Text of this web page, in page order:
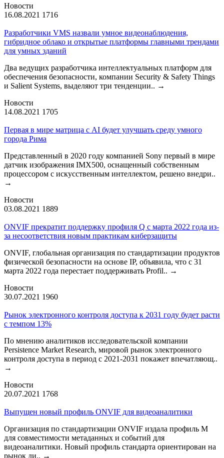
Новости
16.08.2021 1716
Разработчики VMS назвали умное видеонаблюдения,
гибридное облако и открытые платформы главными трендами
для умных зданий
Два ведущих разработчика интеллектуальных платформ для
обеспечения безопасности, компании Security & Safety Things
и Salient Systems, выделяют три тенденции.. →
Новости
14.08.2021 1705
Первая в мире матрица с AI будет улучшать среду умного
города Рима
Представленный в 2020 году компанией Sony первый в мире
датчик изображения IMX500, оснащенный собственным
процессором с искусственным интеллектом, решено внедри..
→
Новости
03.08.2021 1889
ONVIF прекратит поддержку профиля Q с марта 2022 года из-
за несоответствия новым практикам киберзащиты
ONVIF, глобальная организация по стандартизации продуктов
физической безопасности на основе IP, объявила, что с 31
марта 2022 года перестает поддерживать Profil.. →
Новости
30.07.2021 1960
Рынок электронного контроля доступа к 2031 году будет расти
с темпом 13%
По мнению аналитиков исследовательской компании
Persistence Market Research, мировой рынок электронного
контроля доступа в период с 2021-2031 покажет впечатляющ..
→
Новости
20.07.2021 1768
Выпущен новый профиль ONVIF для видеоаналитики
Организация по стандартизации ONVIF издала профиль М
для совместимости метаданных и событий для
видеоаналитики. Новый профиль стандарта ориентирован на
рынок ди.. →